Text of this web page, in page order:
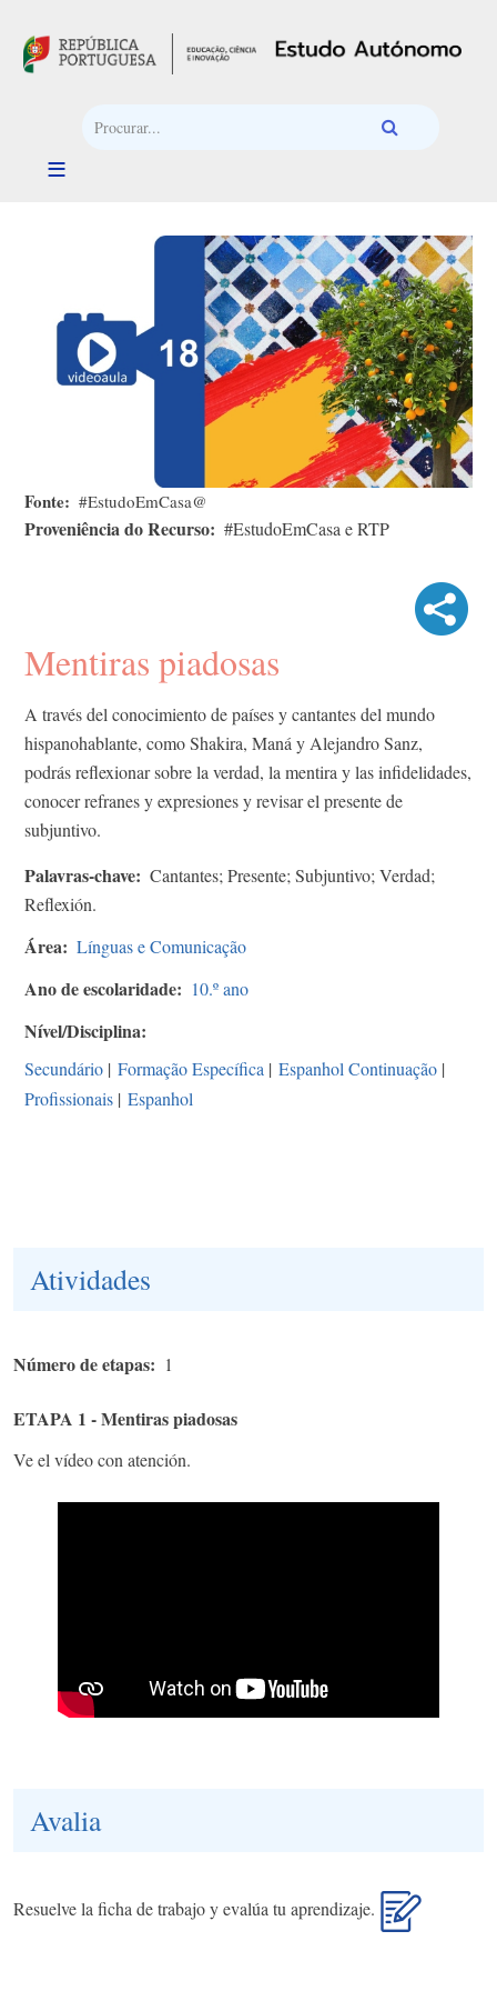
Fonte #EstudoEmCasa@
Proveniência do Recurso #EstudoEmCasa e RTP
Mentiras piadosas
A través del conocimiento de países y cantantes del mundo
hispanohablante, como Shakira, Maná y Alejandro Sanz,
podrás reflexionar sobre la verdad, la mentira y las infidelidades,
conocer refranes y expresiones y revisar el presente de
subjuntivo.
Palavras-chave
Cantantes; Presente; Subjuntivo; Verdad;
Reflexión.
Área Línguas e Comunicação
Ano de escolaridade 10.º ano
Nível/Disciplina
Secundário | Formação Específica | Espanhol Continuação |
Profissionais | Espanhol
Atividades
Número de etapas 1
ETAPA 1 - Mentiras piadosas
Ve el vídeo con atención.
Avalia
Resuelve la ficha de trabajo y evalúa tu aprendizaje.